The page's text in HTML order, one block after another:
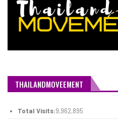
THAILANDMOVEEMENT
Total Visits:9,962,895